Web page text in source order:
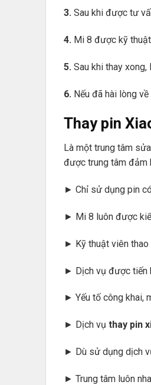
3. Sau khi được tư
4. Mi 8 được kỹ
5. Sau khi thay
6. Nếu đã hài lòng
Thay pin
Là một trung tâm
được trung tâm đảm
► Chỉ sử dụng pin
► Mi 8 luôn được
► Kỹ thuật viên thao
► Dịch vụ được tiến
► Yếu tố công khai,
► Dịch vụ thay pin
► Dù sử dụng dịch
► Trung tâm luôn